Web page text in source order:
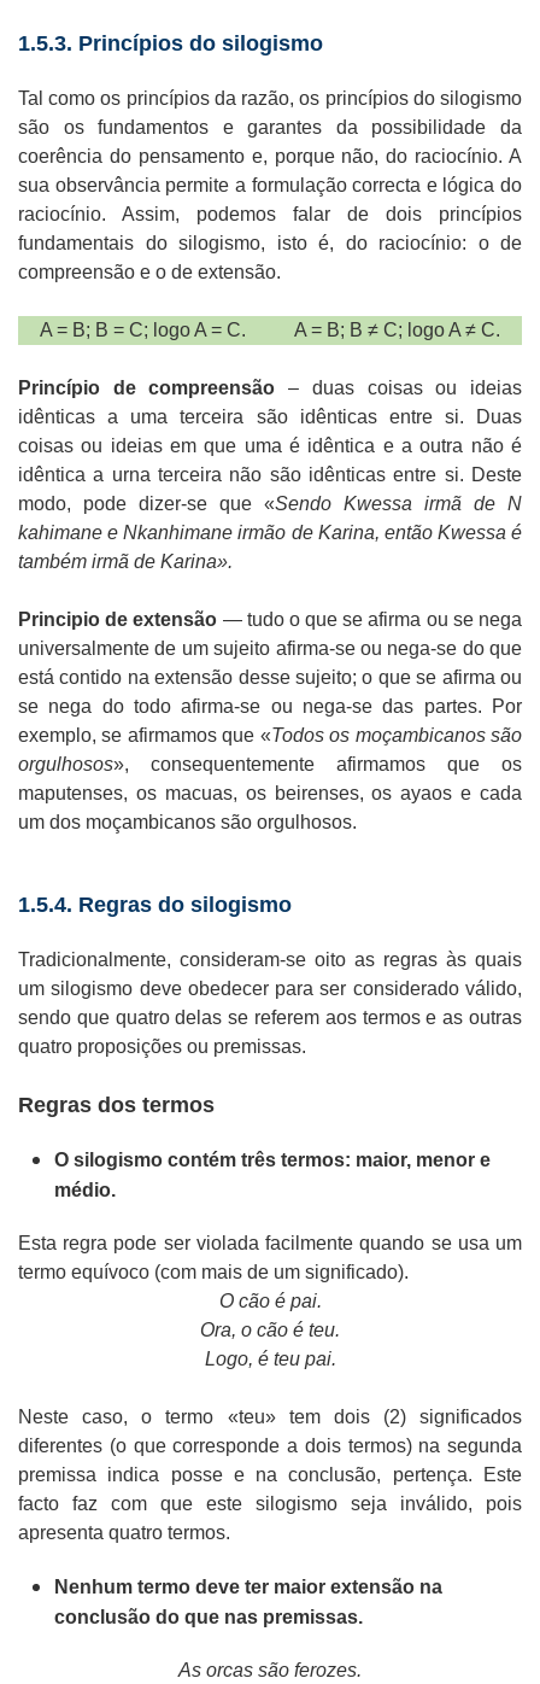
1.5.3. Princípios do silogismo
Tal como os princípios da razão, os princípios do silogismo
são os fundamentos e garantes da possibilidade da
coerência do pensamento e, porque não, do raciocínio. A
sua observância permite a formulação correcta e lógica do
raciocínio. Assim, podemos falar de dois princípios
fundamentais do silogismo, isto é, do raciocínio: o de
compreensão e o de extensão.
A = B; B = C; logo A = C. A = B; B ≠ C; logo A ≠ C.
Princípio de compreensão – duas coisas ou ideias
idênticas a uma terceira são idênticas entre si. Duas
coisas ou ideias em que uma é idêntica e a outra não é
idêntica a urna terceira não são idênticas entre si. Deste
modo, pode dizer-se que «Sendo Kwessa irmã de N
kahimane e Nkanhimane irmão de Karina, então Kwessa é
também irmã de Karina».
Principio de extensão — tudo o que se afirma ou se nega
universalmente de um sujeito afirma-se ou nega-se do que
está contido na extensão desse sujeito; o que se afirma ou
se nega do todo afirma-se ou nega-se das partes. Por
exemplo, se afirmamos que «Todos os moçambicanos são
orgulhosos», consequentemente afirmamos que os
maputenses, os macuas, os beirenses, os ayaos e cada
um dos moçambicanos são orgulhosos.
1.5.4. Regras do silogismo
Tradicionalmente, consideram-se oito as regras às quais
um silogismo deve obedecer para ser considerado válido,
sendo que quatro delas se referem aos termos e as outras
quatro proposições ou premissas.
Regras dos termos
O silogismo contém três termos: maior, menor e
médio.
Esta regra pode ser violada facilmente quando se usa um
termo equívoco (com mais de um significado).
O cão é pai.
Ora, o cão é teu.
Logo, é teu pai.
Neste caso, o termo «teu» tem dois (2) significados
diferentes (o que corresponde a dois termos) na segunda
premissa indica posse e na conclusão, pertença. Este
facto faz com que este silogismo seja inválido, pois
apresenta quatro termos.
Nenhum termo deve ter maior extensão na
conclusão do que nas premissas.
As orcas são ferozes.